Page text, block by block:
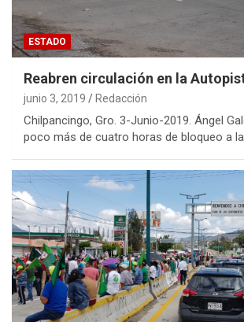
ESTADO
Reabren circulación en la
junio 3, 2019 Redacción
Chilpancingo, Gro. 3-Junio-2019. Ángel
poco más de cuatro horas de bloqueo a